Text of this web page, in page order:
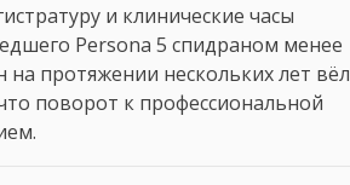
и клинические часы
Persona 5 спидраном менее
протяжении нескольких лет вёл
поворот к профессиональной